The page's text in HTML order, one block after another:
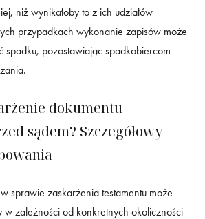
niż wynikałoby to z ich udziałów
przypadkach wykonanie zapisów może
spadku, pozostawiając spadkobiercom
dokumentu
sądem? Szczegółowy
sprawie zaskarżenia testamentu może
zależności od konkretnych okoliczności